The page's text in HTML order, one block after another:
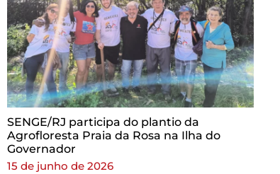
SENGE/RJ participa do plantio da
Agrofloresta Praia da Rosa na Ilha do
Governador
15 de junho de 2026